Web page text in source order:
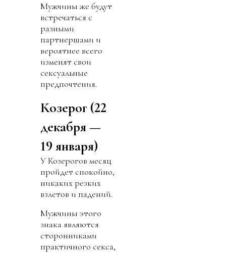
Мужчины же будут
встречаться с
разными
партнершами и
вероятнее всего
изменят свои
сексуальные
предпочтения.
Козерог (22
декабря —
19 января)
У Козерогов месяц
пройдет спокойно,
никаких резких
взлетов и падений.
Мужчины этого
знака являются
сторонниками
практичного секса,